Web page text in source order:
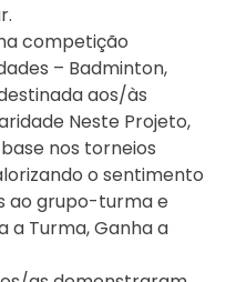
competição
– Badminton,
aos/às
Neste Projeto,
nos torneios
o sentimento
ao grupo-turma e
a Turma, Ganha a